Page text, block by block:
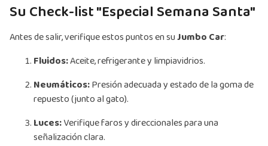
Su Check-list "Especial Semana Santa"
Antes de salir, verifique estos puntos en suJumbo Car:
Fluidos:Aceite, refrigerante y limpiavidrios.
Neumáticos:Presión adecuada y estado de la goma de
repuesto (junto al gato).
Luces:Verifique faros y direccionales para una
señalización clara.